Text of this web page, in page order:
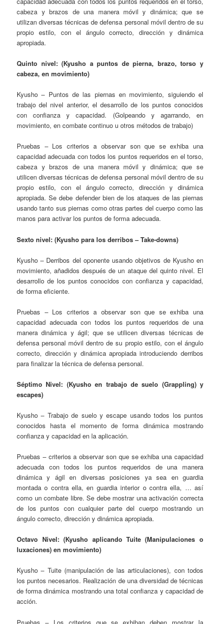
cabeza y brazos de una manera móvil y dinámica; que se
utilizan diversas técnicas de defensa personal móvil dentro de su
propio estilo, con el ángulo correcto, dirección y dinámica
apropiada.
Quinto nivel: (Kyusho a puntos de pierna, brazo, torso y
cabeza, en movimiento)
Kyusho – Puntos de las piernas en movimiento, siguiendo el
trabajo del nivel anterior, el desarrollo de los puntos conocidos
con confianza y capacidad. (Golpeando y agarrando, en
movimiento, en combate continuo u otros métodos de trabajo)
Pruebas – Los criterios a observar son que se exhiba una
capacidad adecuada con todos los puntos requeridos en el torso,
cabeza y brazos de una manera móvil y dinámica; que se
utilicen diversas técnicas de defensa personal móvil dentro de su
propio estilo, con el ángulo correcto, dirección y dinámica
apropiada. Se debe defender bien de los ataques de las piernas
usando tanto sus piernas como otras partes del cuerpo como las
manos para activar los puntos de forma adecuada.
Sexto nivel: (Kyusho para los derribos – Take-downs)
Kyusho – Derribos del oponente usando objetivos de Kyusho en
movimiento, añadidos después de un ataque del quinto nivel. El
desarrollo de los puntos conocidos con confianza y capacidad,
de forma eficiente.
Pruebas – Los criterios a observar son que se exhiba una
capacidad adecuada con todos los puntos requeridos de una
manera dinámica y ágil; que se utilicen diversas técnicas de
defensa personal móvil dentro de su propio estilo, con el ángulo
correcto, dirección y dinámica apropiada introduciendo derribos
para finalizar la técnica de defensa personal.
Séptimo Nivel: (Kyusho en trabajo de suelo (Grappling) y
escapes)
Kyusho – Trabajo de suelo y escape usando todos los puntos
conocidos hasta el momento de forma dinámica mostrando
confianza y capacidad en la aplicación.
Pruebas – criterios a observar son que se exhiba una capacidad
adecuada con todos los puntos requeridos de una manera
dinámica y ágil en diversas posiciones ya sea en guardia
montada o contra ella, en guardia interior o contra ella, … así
como un combate libre. Se debe mostrar una activación correcta
de los puntos con cualquier parte del cuerpo mostrando un
ángulo correcto, dirección y dinámica apropiada.
Octavo Nivel: (Kyusho aplicando Tuite (Manipulaciones o
luxaciones) en movimiento)
Kyusho – Tuite (manipulación de las articulaciones), con todos
los puntos necesarios. Realización de una diversidad de técnicas
de forma dinámica mostrando una total confianza y capacidad de
acción.
Pruebas – Los criterios que se exhiban deben mostrar la